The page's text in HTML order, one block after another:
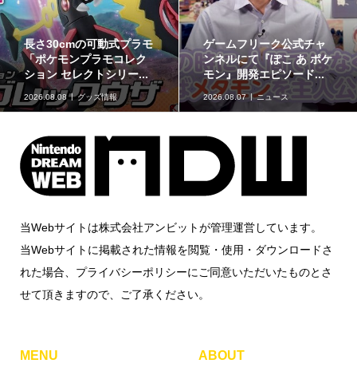
長さ30cmの可動式プラモ
「ポケモンプラモコレク
ション セレクトシリー...
2026.08.08 グッズ情報
ゲームフリーク公式チャ
ンネルにて『ぽこ あ ポケ
モン』開発エピソード...
2026.08.07 ニュース
当Webサイトは株式会社アンビットが管理運営しています。
当Webサイトに掲載された情報を閲覧・使用・ダウンロードさ
れた場合、プライバシーポリシーにご同意いただいたものとさ
せて頂きますので、ご了承ください。
MENU ABOUT